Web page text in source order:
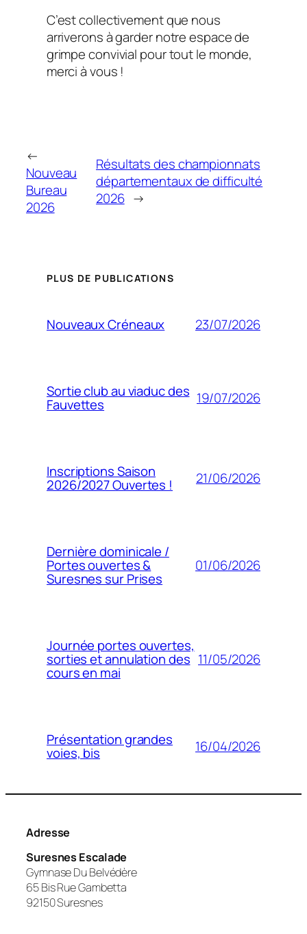
C’est collectivement que nous
arriverons à garder notre espace de
grimpe convivial pour tout le monde,
merci à vous !
←
Nouveau
Bureau
2026
Résultats des championnats
départementaux de difficulté
2026 →
PLUS DE PUBLICATIONS
Nouveaux Créneaux 23/07/2026
Sortie club au viaduc des
Fauvettes 19/07/2026
Inscriptions Saison
2026/2027 Ouvertes ! 21/06/2026
Dernière dominicale /
Portes ouvertes &
Suresnes sur Prises
01/06/2026
Journée portes ouvertes,
sorties et annulation des
cours en mai
11/05/2026
Présentation grandes
voies, bis 16/04/2026
Adresse
Suresnes Escalade
Gymnase Du Belvédère
65 Bis Rue Gambetta
92150 Suresnes